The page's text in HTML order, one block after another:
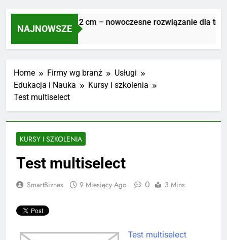
NAJNOWSZE
Płyty tarasowe 2 cm – nowoczesne rozwiązanie dla
1 Tydzień Ago
Home Firmy wg branż
Usługi
Edukacja i Nauka
Kursy i szkolenia
Test multiselect
KURSY I SZKOLENIA
Test multiselect
SmartBiznes 9 Miesięcy Ago 0 3 Mins
Test multiselect